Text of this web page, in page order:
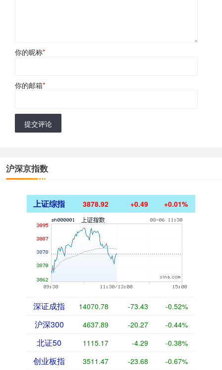
你的昵称*
你的邮箱*
提交评论
沪深京指数
上证综指 3878.92 +0.49 +0.01%
深证成指 14070.78 -73.43 -0.52%
沪深300 4637.89 -20.27 -0.44%
北证50 1115.17 -4.29 -0.38%
创业板指 3511.47 -23.68 -0.67%